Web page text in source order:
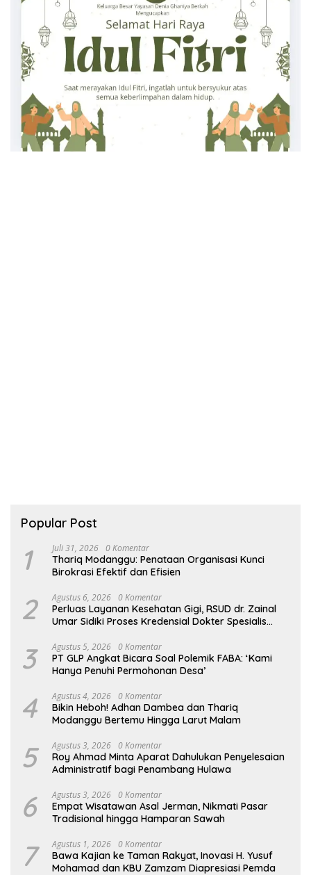
Popular Post
1 Juli 31, 2026 0 Komentar
Thariq Modanggu: Penataan Organisasi Kunci
Birokrasi Efektif dan Efisien
2 Agustus 6, 2026 0 Komentar
Perluas Layanan Kesehatan Gigi, RSUD dr. Zainal
Umar Sidiki Proses Kredensial Dokter Spesialis
3 Agustus 5, 2026 0 Komentar
PT GLP Angkat Bicara Soal Polemik FABA: ‘Kami
Hanya Penuhi Permohonan Desa’
4 Agustus 4, 2026 0 Komentar
Bikin Heboh! Adhan Dambea dan Thariq
Modanggu Bertemu Hingga Larut Malam
5 Agustus 3, 2026 0 Komentar
Roy Ahmad Minta Aparat Dahulukan Penyelesaian
Administratif bagi Penambang Hulawa
6 Agustus 3, 2026 0 Komentar
Empat Wisatawan Asal Jerman, Nikmati Pasar
Tradisional hingga Hamparan Sawah
7 Agustus 1, 2026 0 Komentar
Bawa Kajian ke Taman Rakyat, Inovasi H. Yusuf
Mohamad dan KBU Zamzam Diapresiasi Pemda